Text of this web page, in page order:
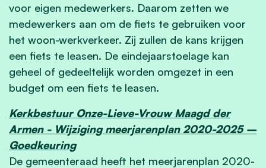
voor eigen medewerkers. Daarom zetten we
medewerkers aan om de fiets te gebruiken voor
het woon-werkverkeer. Zij zullen de kans krijgen
een fiets te leasen. De eindejaarstoelage kan
geheel of gedeeltelijk worden omgezet in een
budget om een fiets te leasen.
Kerkbestuur Onze-Lieve-Vrouw Maagd der
Armen - Wijziging meerjarenplan 2020-2025 –
Goedkeuring
De gemeenteraad heeft het meerjarenplan 2020-